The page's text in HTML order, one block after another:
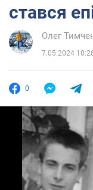
стався
Олег
7.05.2024
0